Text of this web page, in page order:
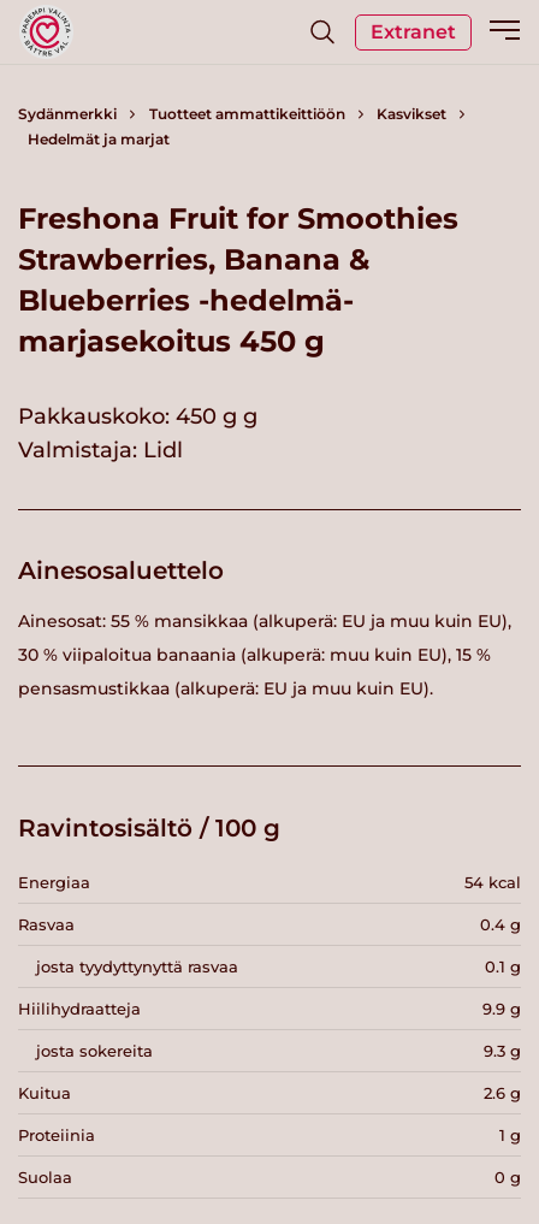
Extranet
Sydänmerkki Tuotteet ammattikeittiöön
Kasvikset
Hedelmät ja marjat
Freshona Fruit for Smoothies
Strawberries, Banana &
Blueberries -hedelmä-
marjasekoitus 450 g
Pakkauskoko: 450 g g
Valmistaja: Lidl
Ainesosaluettelo
Ainesosat: 55 % mansikkaa (alkuperä: EU ja muu kuin EU),
30 % viipaloitua banaania (alkuperä: muu kuin EU), 15 %
pensasmustikkaa (alkuperä: EU ja muu kuin EU).
Ravintosisältö / 100 g
Energiaa 54 kcal
Rasvaa 0.4 g
josta tyydyttynyttä rasvaa 0.1 g
Hiilihydraatteja 9.9 g
josta sokereita 9.3 g
Kuitua 2.6 g
Proteiinia 1 g
Suolaa 0 g